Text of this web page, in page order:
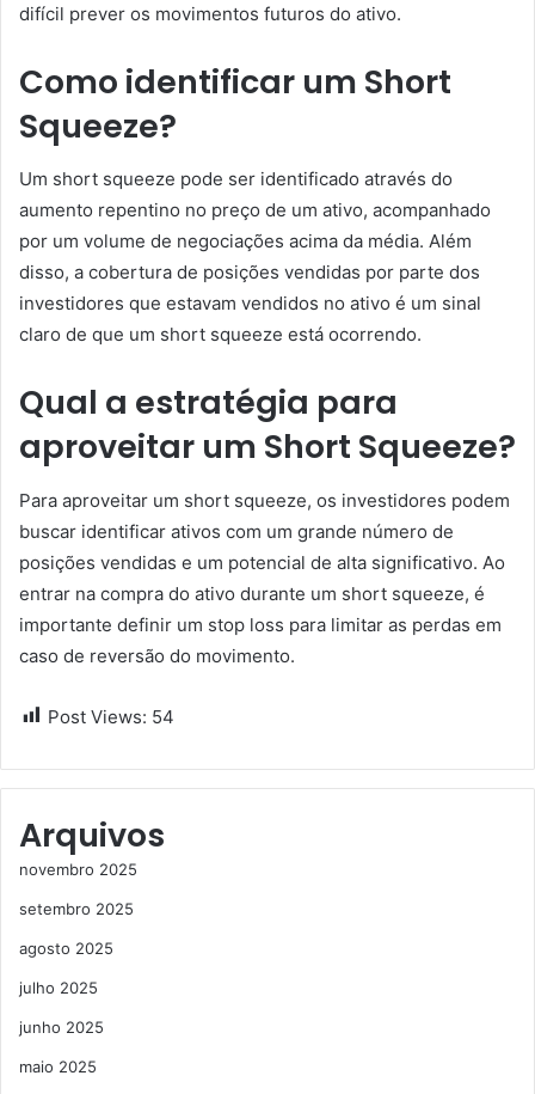
difícil prever os movimentos futuros do ativo.
Como identificar um Short
Squeeze?
Um short squeeze pode ser identificado através do
aumento repentino no preço de um ativo, acompanhado
por um volume de negociações acima da média. Além
disso, a cobertura de posições vendidas por parte dos
investidores que estavam vendidos no ativo é um sinal
claro de que um short squeeze está ocorrendo.
Qual a estratégia para
aproveitar um Short Squeeze?
Para aproveitar um short squeeze, os investidores podem
buscar identificar ativos com um grande número de
posições vendidas e um potencial de alta significativo. Ao
entrar na compra do ativo durante um short squeeze, é
importante definir um stop loss para limitar as perdas em
caso de reversão do movimento.
Post Views: 54
Arquivos
novembro 2025
setembro 2025
agosto 2025
julho 2025
junho 2025
maio 2025